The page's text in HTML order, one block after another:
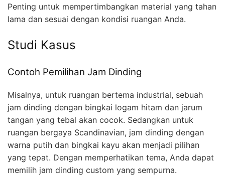
Penting untuk mempertimbangkan material yang tahan
lama dan sesuai dengan kondisi ruangan Anda.
Studi Kasus
Contoh Pemilihan Jam Dinding
Misalnya, untuk ruangan bertema industrial, sebuah
jam dinding dengan bingkai logam hitam dan jarum
tangan yang tebal akan cocok. Sedangkan untuk
ruangan bergaya Scandinavian, jam dinding dengan
warna putih dan bingkai kayu akan menjadi pilihan
yang tepat. Dengan memperhatikan tema, Anda dapat
memilih jam dinding custom yang sempurna.